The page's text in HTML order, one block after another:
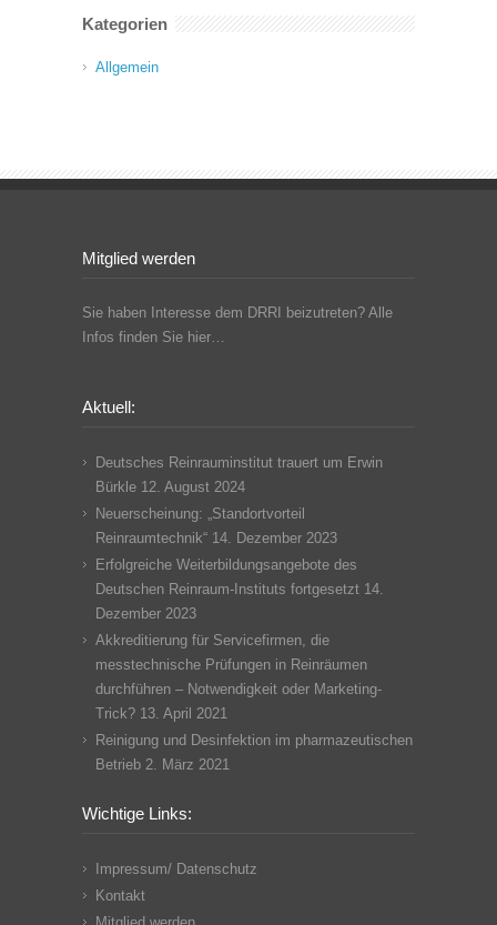
Kategorien
Allgemein
Mitglied werden
Sie haben Interesse dem DRRI beizutreten? Alle
Infos finden Sie hier…
Aktuell:
Deutsches Reinrauminstitut trauert um Erwin
Bürkle 12. August 2024
Neuerscheinung: „Standortvorteil
Reinraumtechnik“ 14. Dezember 2023
Erfolgreiche Weiterbildungsangebote des
Deutschen Reinraum-Instituts fortgesetzt 14.
Dezember 2023
Akkreditierung für Servicefirmen, die
messtechnische Prüfungen in Reinräumen
durchführen – Notwendigkeit oder Marketing-
Trick? 13. April 2021
Reinigung und Desinfektion im pharmazeutischen
Betrieb 2. März 2021
Wichtige Links:
Impressum/ Datenschutz
Kontakt